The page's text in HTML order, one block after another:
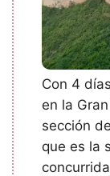
Con 4
en la
sección
que es la